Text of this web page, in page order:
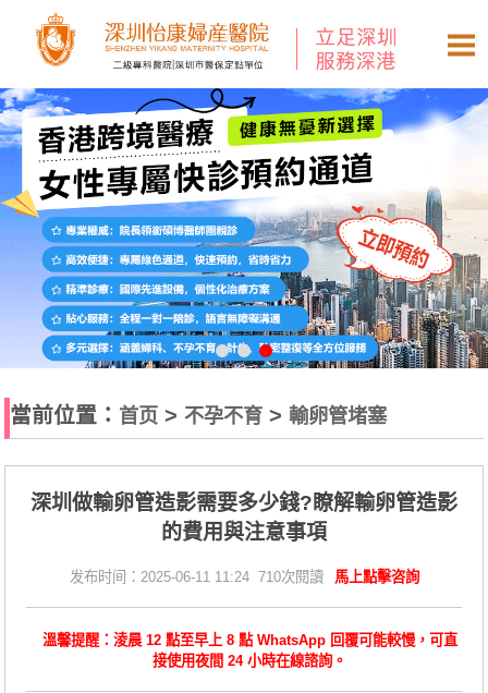
當前位置： 首页 > 不孕不育 >輸卵管堵塞
深圳做輸卵管造影需要多少錢?瞭解輸卵管造影
的費用與注意事項
发布时间：2025-06-11 11:24 710次閱讀 馬上點擊咨詢
溫馨提醒：淩晨 12 點至早上 8 點 WhatsApp 回覆可能較慢，可直
接使用夜間 24 小時在線諮詢。